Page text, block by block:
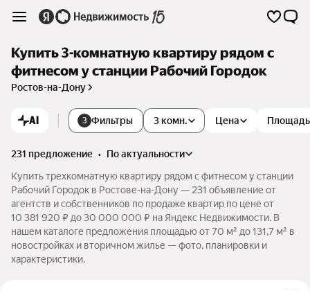
Купить 3-комнатную квартиру рядом с
фитнесом у станции Рабочий Городок
Ростов-на-Дону
AI 3 Фильтры 3 комн. Цена Площадь
231 предложение •
по актуальности
Купить трехкомнатную квартиру рядом с фитнесом у станции
Рабочий Городок в Ростове-на-Дону — 231 объявление от
агентств и собственников по продаже квартир по цене от
10 381 920 ₽ до 30 000 000 ₽ на Яндекс Недвижимости. В
нашем каталоге предложения площадью от 70 м² до 131,7 м² в
новостройках и вторичном жилье — фото, планировки и
характеристики.